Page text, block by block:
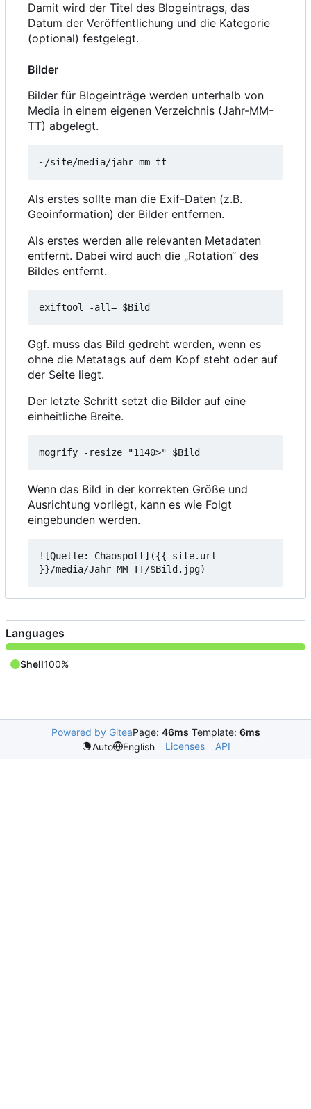
Damit wird der Titel des Blogeintrags, das
Datum der Veröffentlichung und die Kategorie
(optional) festgelegt.
Bilder
Bilder für Blogeinträge werden unterhalb von
Media in einem eigenen Verzeichnis (Jahr-MM-
TT) abgelegt.
Als erstes sollte man die Exif-Daten (z.B.
Geoinformation) der Bilder entfernen.
Als erstes werden alle relevanten Metadaten
entfernt. Dabei wird auch die „Rotation“ des
Bildes entfernt.
Ggf. muss das Bild gedreht werden, wenn es
ohne die Metatags auf dem Kopf steht oder auf
der Seite liegt.
Der letzte Schritt setzt die Bilder auf eine
einheitliche Breite.
Wenn das Bild in der korrekten Größe und
Ausrichtung vorliegt, kann es wie Folgt
eingebunden werden.
![Quelle: Chaospott]({{ site.url
Languages
Shell100%
Powered by GiteaPage: 46ms Template: 6ms
Auto
English Licenses API